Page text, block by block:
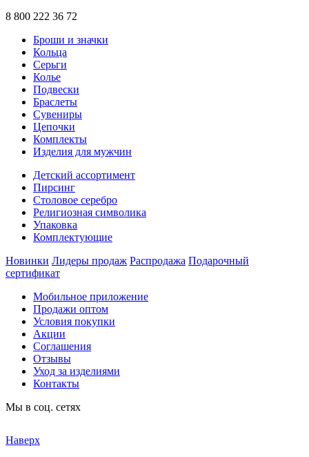
8 800 222 36 72
Броши и значки
Кольца
Серьги
Колье
Подвески
Браслеты
Сувениры
Цепочки
Комплекты
Изделия для мужчин
Детский ассортимент
Пирсинг
Столовое серебро
Религиозная символика
Упаковка
Комплектующие
Новинки Лидеры продаж Распродажа Подарочный
сертификат
Мобильное приложение
Продажи оптом
Условия покупки
Акции
Соглашения
Отзывы
Уход за изделиями
Контакты
Мы в соц. сетях
Наверх